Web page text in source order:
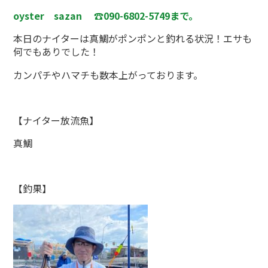
oyster sazan ☎090-6802-5749まで。
本日のナイターは真鯛がポンポンと釣れる状況！エサも
何でもありでした！
カンパチやハマチも数本上がっております。
【ナイター放流魚】
真鯛
【釣果】